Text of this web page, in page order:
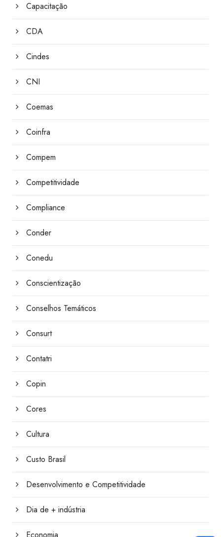
Capacitação
CDA
Cindes
CNI
Coemas
Coinfra
Compem
Competitividade
Compliance
Conder
Conedu
Conscientização
Conselhos Temáticos
Consurt
Contatri
Copin
Cores
Cultura
Custo Brasil
Desenvolvimento e Competitividade
Dia de + indústria